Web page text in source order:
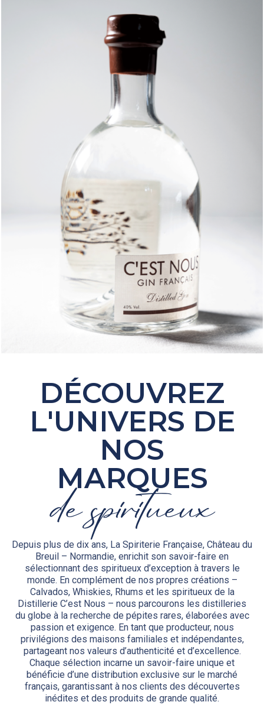
DÉCOUVREZ
L'UNIVERS DE
NOS
MARQUES
de spiritueux
Depuis plus de dix ans, La Spiriterie Française, Château du
Breuil – Normandie, enrichit son savoir-faire en
sélectionnant des spiritueux d’exception à travers le
monde. En complément de nos propres créations –
Calvados, Whiskies, Rhums et les spiritueux de la
Distillerie C’est Nous – nous parcourons les distilleries
du globe à la recherche de pépites rares, élaborées avec
passion et exigence. En tant que producteur, nous
privilégions des maisons familiales et indépendantes,
partageant nos valeurs d’authenticité et d’excellence.
Chaque sélection incarne un savoir-faire unique et
bénéficie d’une distribution exclusive sur le marché
français, garantissant à nos clients des découvertes
inédites et des produits de grande qualité.